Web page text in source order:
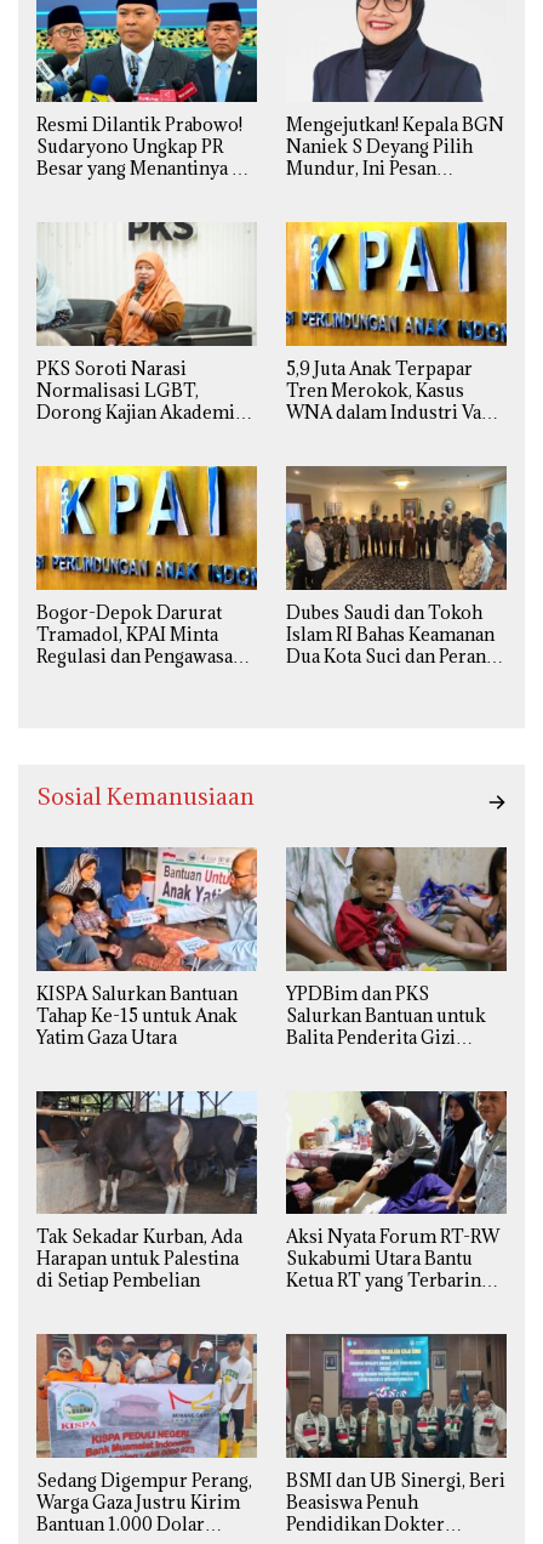
Resmi Dilantik Prabowo!
Sudaryono Ungkap PR
Besar yang Menantinya di
Mengejutkan! Kepala BGN
Naniek S Deyang Pilih
Mundur, Ini Pesan
PKS Soroti Narasi
Normalisasi LGBT,
Dorong Kajian Akademik
Agama
5,9 Juta Anak Terpapar
Tren Merokok, Kasus
WNA dalam Industri Vape
Bogor-Depok Darurat
Tramadol, KPAI Minta
Regulasi dan Pengawasan
Dubes Saudi dan Tokoh
Islam RI Bahas Keamanan
Dua Kota Suci dan Peran
Sosial Kemanusiaan
KISPA Salurkan Bantuan
Tahap Ke-15 untuk Anak
Yatim Gaza Utara
YPDBim dan PKS
Salurkan Bantuan untuk
Balita Penderita Gizi
Tak Sekadar Kurban, Ada
Harapan untuk Palestina
di Setiap Pembelian
Aksi Nyata Forum RT-RW
Sukabumi Utara Bantu
Ketua RT yang Terbaring
Sedang Digempur Perang,
Warga Gaza Justru Kirim
Bantuan 1.000 Dolar
BSMI dan UB Sinergi, Beri
Beasiswa Penuh
Pendidikan Dokter